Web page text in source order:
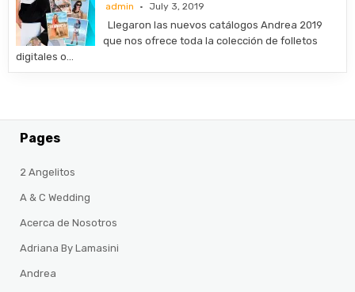
admin July 3, 2019
Llegaron las nuevos catálogos Andrea 2019
que nos ofrece toda la colección de folletos
digitales o…
Pages
2 Angelitos
A & C Wedding
Acerca de Nosotros
Adriana By Lamasini
Andrea